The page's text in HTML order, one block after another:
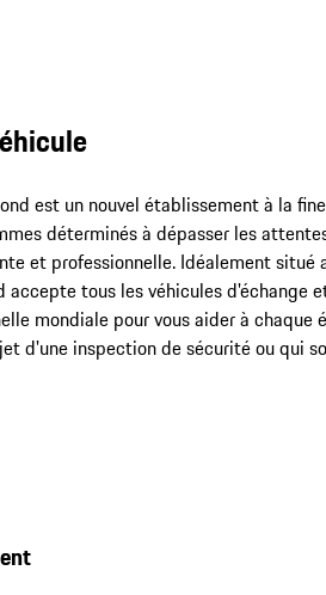
est un nouvel établissement à la
déterminés à dépasser les
et professionnelle. Idéalement situé
accepte tous les véhicules
mondiale pour vous aider à
d'une inspection de sécurité ou qui